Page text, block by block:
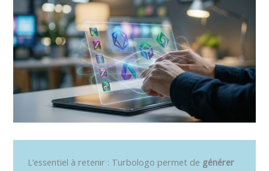
L’essentiel à retenir : Turbologo permet de générer